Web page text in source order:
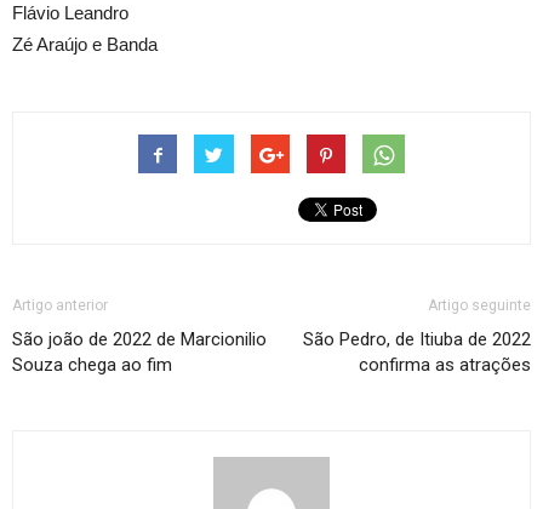
Flávio Leandro
Zé Araújo e Banda
Artigo anterior
São joão de 2022 de Marcionilio
Souza chega ao fim
Artigo seguinte
São Pedro, de Itiuba de 2022
confirma as atrações